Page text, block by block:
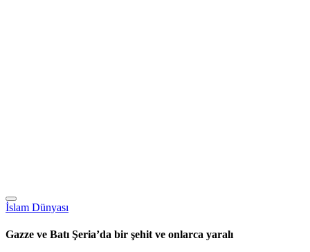
İslam Dünyası
Gazze ve Batı Şeria’da bir şehit ve onlarca yaralı